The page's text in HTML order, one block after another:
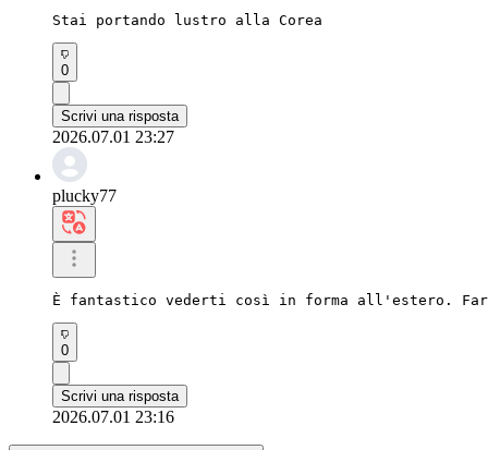
Stai portando lustro alla Corea
0
Scrivi una risposta
2026.07.01 23:27
plucky77
È fantastico vederti così in forma all'estero.
0
Scrivi una risposta
2026.07.01 23:16